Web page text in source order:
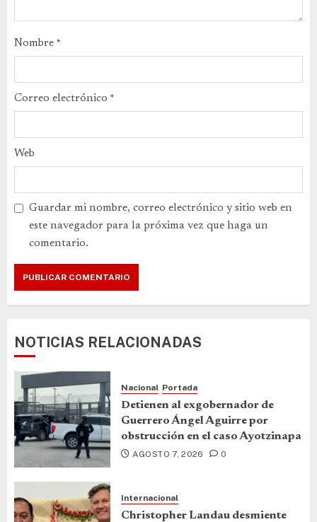
Nombre *
Correo electrónico *
Web
Guardar mi nombre, correo electrónico y sitio web en
este navegador para la próxima vez que haga un
comentario.
NOTICIAS RELACIONADAS
Nacional Portada
Detienen al exgobernador de
Guerrero Ángel Aguirre por
obstrucción en el caso Ayotzinapa
AGOSTO 7, 2026 0
Internacional
Christopher Landau desmiente